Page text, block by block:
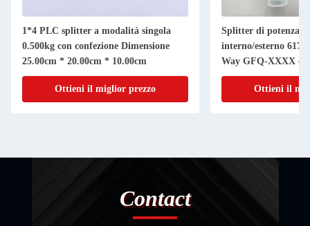
1*4 PLC splitter a modalità singola
0.500kg con confezione Dimensione
25.00cm * 20.00cm * 10.00cm
Ottieni il miglior prezzo
Splitter di potenza
interno/esterno 617-
Way GFQ-XXXX
Ottieni il
Contact